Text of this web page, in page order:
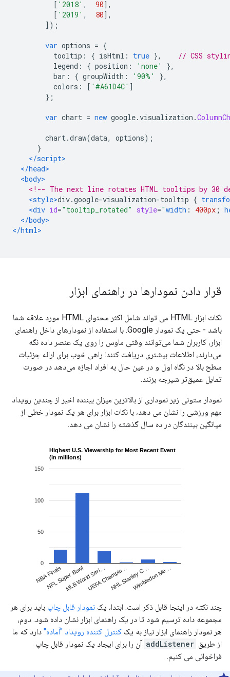
[ '2018' , 90],
[ '2019' , 80],
]);
var options = {
tooltip : { isHtml : true },
// CSS
legend : { position : 'none'
},
bar : { groupWidth : '90%'
},
colors : [ '#A61D4C' ]
};
var chart = new google.visualization .
chart.draw(data, options);
}
</script>
</head>
<body>
<!-- The next line rotates HTML tooltips by 30
<style>div.google-visualization-tooltip {
<div id="tooltip_rotated" style="width : 400px ;
</body>
</html>
قرار دادن نمودارها در راهنمای ابزار
نکات ابزار HTML می تواند شامل اکثر محتوای HTML مورد علاقه شما
باشد - حتی یک نمودار Google. با استفاده از نمودارهای داخل راهنمای
ابزار، کاربران شما می‌توانند وقتی ماوس را روی یک عنصر داده نگه
می‌دارند، اطلاعات بیشتری دریافت کنند: راهی خوب برای ارائه جزئیات
سطح بالا در نگاه اول و در عین حال به افراد اجازه می‌دهد در صورت
تمایل عمیق‌تر شیرجه بزنند.
نمودار ستونی زیر نموداری از بالاترین میزان بیننده اخیر از چندین رویداد
مهم ورزشی را نشان می دهد، با نکات ابزار برای هر یک نمودار خطی از
میانگین بینندگان در ده سال گذشته را نشان می دهد.
چند نکته در اینجا قابل ذکر است. ابتدا، یک نمودار قابل چاپ باید برای هر
مجموعه داده ترسیم شود تا در یک راهنمای ابزار نشان داده شود. دوم،
هر نمودار راهنمای ابزار نیاز به یک کنترل کننده رویداد "آماده" دارد که ما
از طریق addListener آن را برای ایجاد یک نمودار قابل چاپ
فراخوانی می کنیم.